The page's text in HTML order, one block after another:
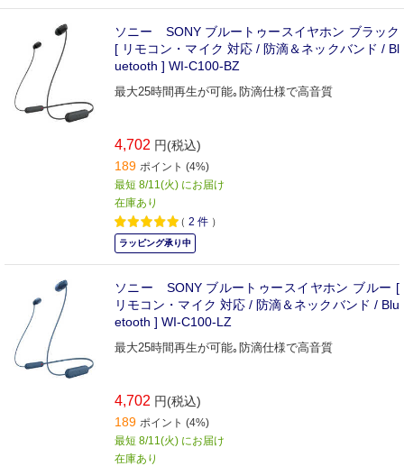
ソニー SONY ブルートゥースイヤホン ブラック
[ リモコン・マイク 対応 / 防滴＆ネックバンド / Bl
uetooth ] WI-C100-BZ
最大25時間再生が可能｡防滴仕様で高音質
4,702 円(税込)
189 ポイント (4%)
最短 8/11(火) にお届け
在庫あり
（ 2 件 ）
ラッピング承り中
ソニー SONY ブルートゥースイヤホン ブルー [
リモコン・マイク 対応 / 防滴＆ネックバンド / Blu
etooth ] WI-C100-LZ
最大25時間再生が可能｡防滴仕様で高音質
4,702 円(税込)
189 ポイント (4%)
最短 8/11(火) にお届け
在庫あり